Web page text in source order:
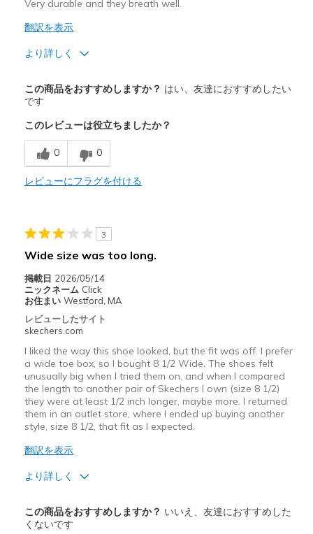
Very durable and they breath well.
翻訳を表示
より詳しく
Attractive Design
Breathe Well
Comfortable
Durable
以下に最適
Casual Wear
Travel
Width
Sizing
この商品をおすすめしますか？ はい、友達におすすめしたい
です
このレビューは役立ちましたか？
0 0
レビューにフラグを付ける
3
Wide size was too long.
掲載日 2026/05/14
ニックネーム Click
お住まい Westford, MA
レビューしたサイト
skechers.com
I liked the way this shoe looked, but the fit was off. I prefer
a wide toe box, so I bought 8 1/2 Wide. The shoes felt
unusually big when I tried them on, and when I compared
the length to another pair of Skechers I own (size 8 1/2)
they were at least 1/2 inch longer, maybe more. I returned
them in an outlet store, where I ended up buying another
style, size 8 1/2, that fit as I expected.
翻訳を表示
より詳しく
Sizing
Feels half size too big
この商品をおすすめしますか？ いいえ、友達におすすめした
くないです